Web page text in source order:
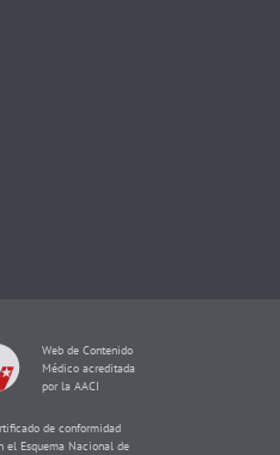
Web de Contenido
Médico acreditada
por la AACI
de conformidad
el Esquema Nacional de